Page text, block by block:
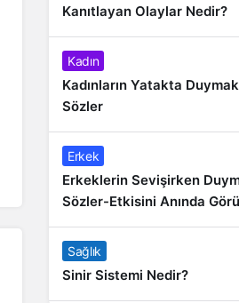
Kanıtlayan Olaylar Nedir?
Kadın
Kadınların Yatakta
Sözler
Erkek
Erkeklerin Sevişirken
Sözler-Etkisini Anında
Sağlık
Sinir Sistemi Nedir?